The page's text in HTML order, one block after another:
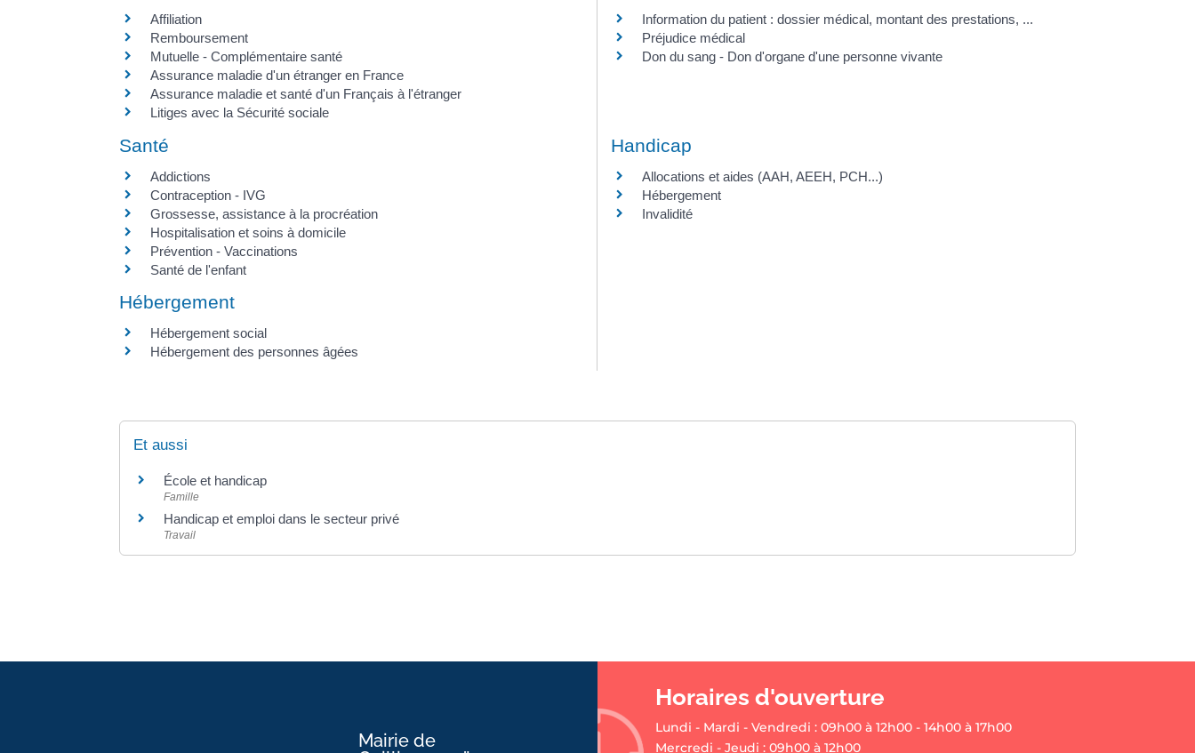
Affiliation
Remboursement
Mutuelle - Complémentaire santé
Assurance maladie d'un étranger en France
Assurance maladie et santé d'un Français à l'étranger
Litiges avec la Sécurité sociale
Information du patient : dossier médical, montant des prestations, ...
Préjudice médical
Don du sang - Don d'organe d'une personne vivante
Santé
Addictions
Contraception - IVG
Grossesse, assistance à la procréation
Hospitalisation et soins à domicile
Prévention - Vaccinations
Santé de l'enfant
Handicap
Allocations et aides (AAH, AEEH, PCH...)
Hébergement
Invalidité
Hébergement
Hébergement social
Hébergement des personnes âgées
Et aussi
École et handicap
Famille
Handicap et emploi dans le secteur privé
Travail
Mairie de
Horaires d'ouverture
Lundi - Mardi - Vendredi : 09h00 à 12h00 - 14h00 à 17h00
Mercredi - Jeudi : 09h00 à 12h00